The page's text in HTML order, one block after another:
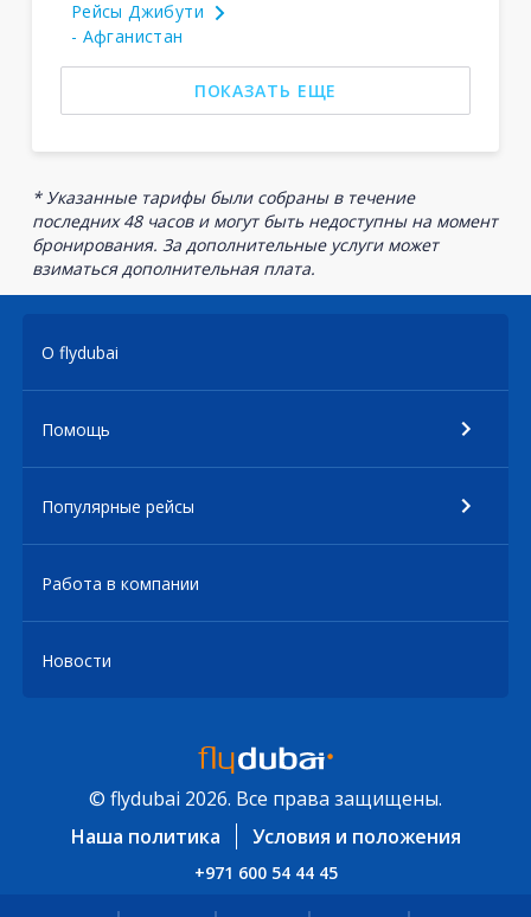
Рейсы Джибути
- Афганистан
ПОКАЗАТЬ ЕЩЕ
* Указанные тарифы были собраны в течение
последних 48 часов и могут быть недоступны на момент
бронирования. За дополнительные услуги может
взиматься дополнительная плата.
О flydubai
Помощь
Популярные рейсы
Работа в компании
Новости
© flydubai 2026. Все права защищены.
Наша политика
Условия и положения
+971 600 54 44 45